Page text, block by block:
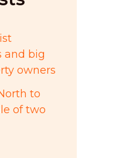
and big
owners
to
of two